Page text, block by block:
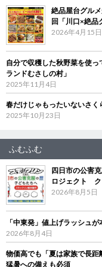
絶品屋台グル
回「川口×絶品
2026年4月15日
自分で収穫した秋野菜を使
ランドむさしの村」
2025年11月4日
春だけじゃもったいないさ
2025年10月23日
ふむふむ
四日市の公害
ロジェクト ク
2026年8月5日
「中東発」値上げラッシュ
2026年8月4日
物価高でも「夏は家族で長
猛暑への備えも必須